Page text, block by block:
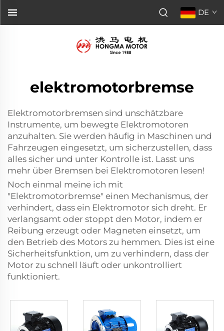
DE
elektromotorbremse
Elektromotorbremsen sind unschätzbare
Instrumente, um bewegte Elektromotoren
anzuhalten. Sie werden häufig in Maschinen und
Fahrzeugen eingesetzt, um sicherzustellen, dass
alles sicher und unter Kontrolle ist. Lasst uns
mehr über Bremsen bei Elektromotoren lesen!
Noch einmal meine ich mit
"Elektromotorbremse" einen Mechanismus, der
verhindert, dass ein Elektromotor sich dreht. Er
verlangsamt oder stoppt den Motor, indem er
Reibung erzeugt oder Magneten einsetzt, um
den Betrieb des Motors zu hemmen. Dies ist eine
Sicherheitsfunktion, um zu verhindern, dass der
Motor zu schnell läuft oder unkontrolliert
funktioniert.